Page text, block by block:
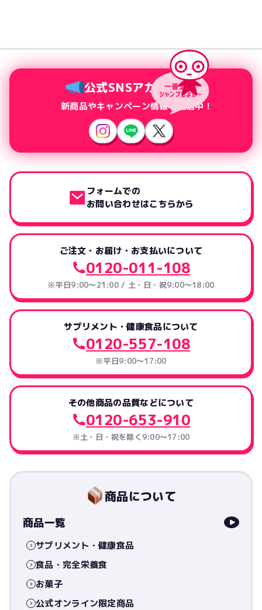
公式SNSアカウント
新商品やキャンペーン情報を配信中！
フォームでの
お問い合わせはこちらから
ご注文・お届け・お支払いについて
0120-011-108
※平日9:00～21:00 / 土・日・祝9:00～18:00
サプリメント・健康食品について
0120-557-108
※平日9:00～17:00
その他商品の品質などについて
0120-653-910
※土・日・祝を除く9:00〜17:00
商品について
商品一覧
サプリメント・健康食品
食品・完全栄養食
お菓子
公式オンライン限定商品